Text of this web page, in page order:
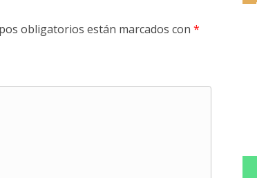
obligatorios están marcados con *